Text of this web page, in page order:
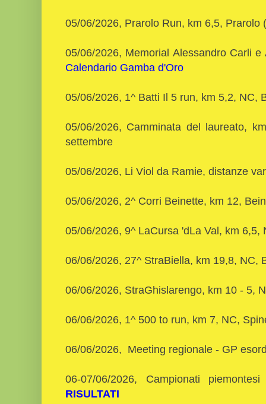
05/06/2026, Prarolo Run, km 6,5, Prarolo
05/06/2026, Memorial Alessandro Carli
Calendario Gamba d'Oro
05/06/2026, 1^ Batti Il 5 run, km 5,2, NC,
05/06/2026, Camminata del laureato,
settembre
05/06/2026, Li Viol da Ramie, distanze
05/06/2026, 2^ Corri Beinette, km 12,
05/06/2026, 9^ LaCursa 'dLa Val, km
06/06/2026, 27^ StraBiella, km 19,8, NC,
06/06/2026, StraGhislarengo, km 10 - 5,
06/06/2026, 1^ 500 to run, km 7, NC,
06/06/2026, Meeting regionale - GP
06-07/06/2026, Campionati
RISULTATI